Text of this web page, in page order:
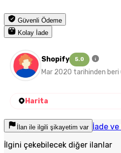
Güvenli Ödeme
Kolay İade
Shopify 5.0
Mar 2020 tarihinden beri
Harita
İlan ile ilgili şikayetim var İade ve
İlgini çekebilecek diğer ilanlar